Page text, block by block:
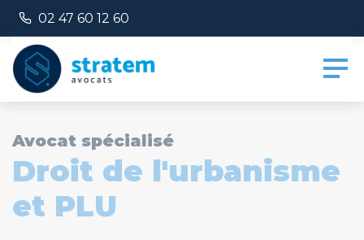
Numéro de téléphone :
02 47 60 12 60
Avocat spécialisé
Droit de l'urbanisme
et PLU
Panneau de gestion des cookies